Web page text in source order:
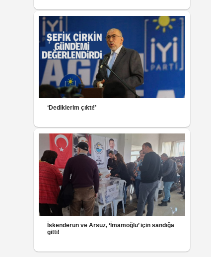
‘Dediklerim çıktı!’
İskenderun ve Arsuz, ‘İmamoğlu’ için sandığa
gitti!